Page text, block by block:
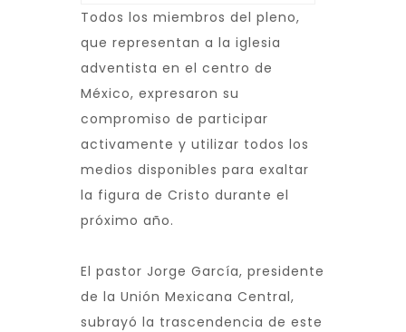
Todos los miembros del pleno,
que representan a la iglesia
adventista en el centro de
México, expresaron su
compromiso de participar
activamente y utilizar todos los
medios disponibles para exaltar
la figura de Cristo durante el
próximo año.
El pastor Jorge García, presidente
de la Unión Mexicana Central,
subrayó la trascendencia de este